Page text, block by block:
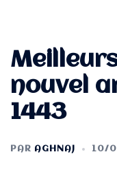
nouvel
1443
PAR AGHNAJ 10/